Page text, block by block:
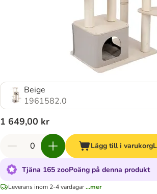
Beige
1961582.0
1 649,00 kr
Lägg till i varukorg
Tjäna 165 zooPoäng på denna produkt
Leverans inom 2-4 vardagar...mer